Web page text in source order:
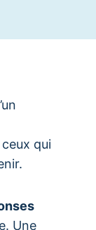
qui
Une